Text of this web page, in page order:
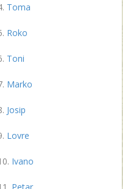
Toma
Roko
Toni
Marko
Josip
Lovre
Ivano
Petar